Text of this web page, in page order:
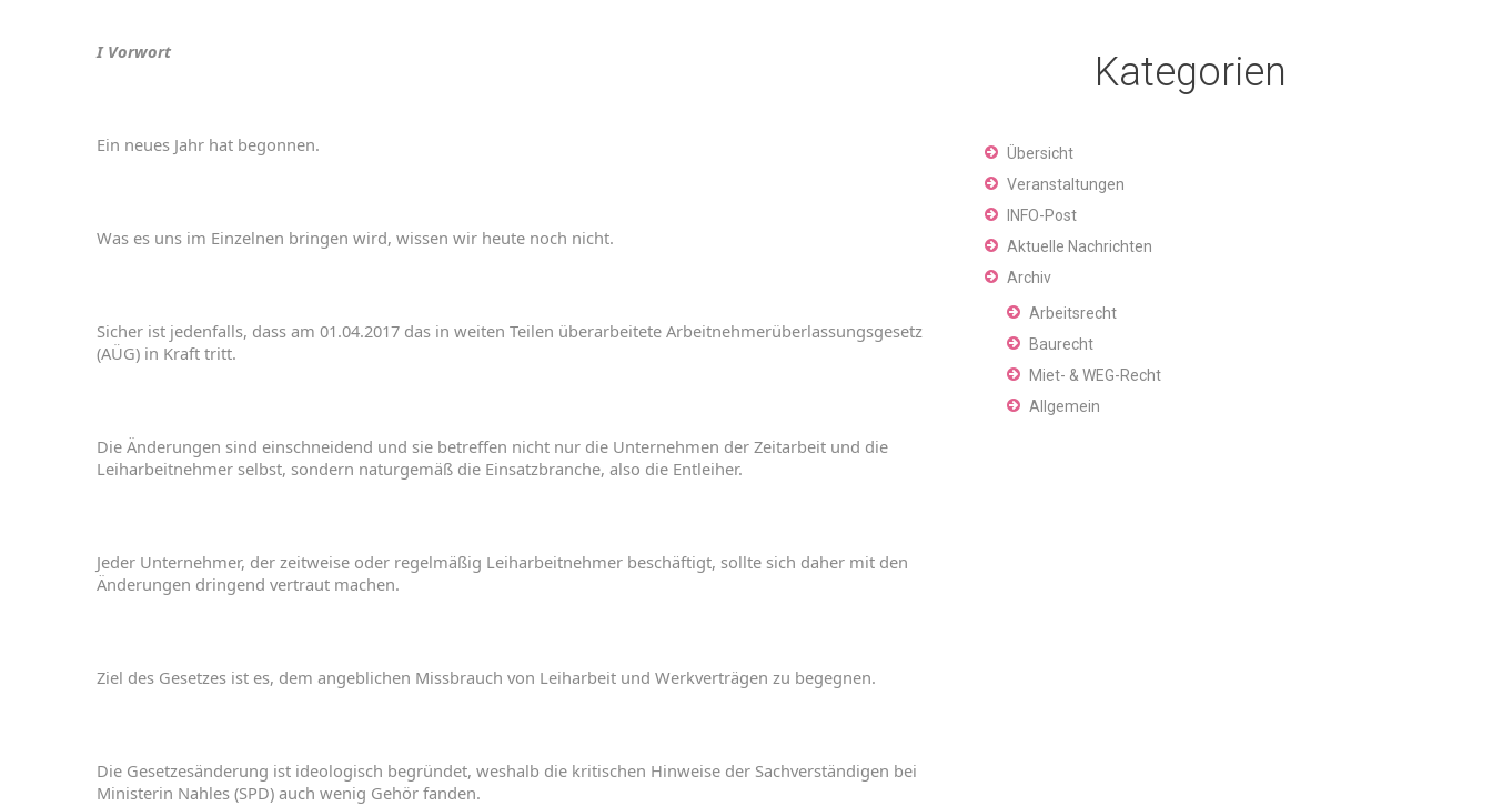
I Vorwort
Ein neues Jahr hat begonnen.
Was es uns im Einzelnen bringen wird, wissen wir heute noch nicht.
Sicher ist jedenfalls, dass am 01.04.2017 das in weiten Teilen überarbeitete Arbeitnehmerüberlassungsgesetz
(AÜG) in Kraft tritt.
Die Änderungen sind einschneidend und sie betreffen nicht nur die Unternehmen der Zeitarbeit und die
Leiharbeitnehmer selbst, sondern naturgemäß die Einsatzbranche, also die Entleiher.
Jeder Unternehmer, der zeitweise oder regelmäßig Leiharbeitnehmer beschäftigt, sollte sich daher mit den
Änderungen dringend vertraut machen.
Ziel des Gesetzes ist es, dem angeblichen Missbrauch von Leiharbeit und Werkverträgen zu begegnen.
Die Gesetzesänderung ist ideologisch begründet, weshalb die kritischen Hinweise der Sachverständigen bei
Ministerin Nahles (SPD) auch wenig Gehör fanden.
Kategorien
Übersicht
Veranstaltungen
INFO-Post
Aktuelle Nachrichten
Archiv
Arbeitsrecht
Baurecht
Miet- & WEG-Recht
Allgemein